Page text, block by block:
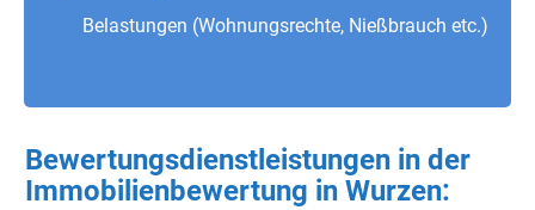
Belastungen (Wohnungsrechte, Nießbrauch etc.)
Bewertungsdienstleistungen in der
Immobilienbewertung in Wurzen: